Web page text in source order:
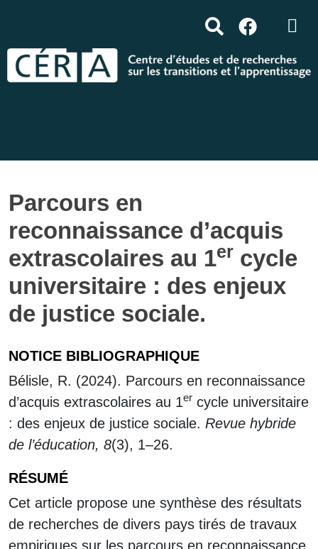
Parcours en
reconnaissance d’acquis
extrascolaires au 1er cycle
universitaire : des enjeux
de justice sociale.
NOTICE BIBLIOGRAPHIQUE
Bélisle, R. (2024). Parcours en reconnaissance
d’acquis extrascolaires au 1er cycle universitaire
: des enjeux de justice sociale. Revue hybride
de l’éducation, 8(3), 1–26.
RÉSUMÉ
Cet article propose une synthèse des résultats
de recherches de divers pays tirés de travaux
empiriques sur les parcours en reconnaissance